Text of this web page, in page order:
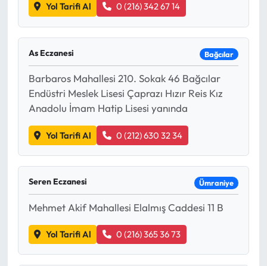
Yol Tarifi Al 0 (216) 342 67 14
As Eczanesi Bağcılar
Barbaros Mahallesi 210. Sokak 46 Bağcılar
Endüstri Meslek Lisesi Çaprazı Hızır Reis Kız
Anadolu İmam Hatip Lisesi yanında
Yol Tarifi Al 0 (212) 630 32 34
Seren Eczanesi Ümraniye
Mehmet Akif Mahallesi Elalmış Caddesi 11 B
Yol Tarifi Al 0 (216) 365 36 73